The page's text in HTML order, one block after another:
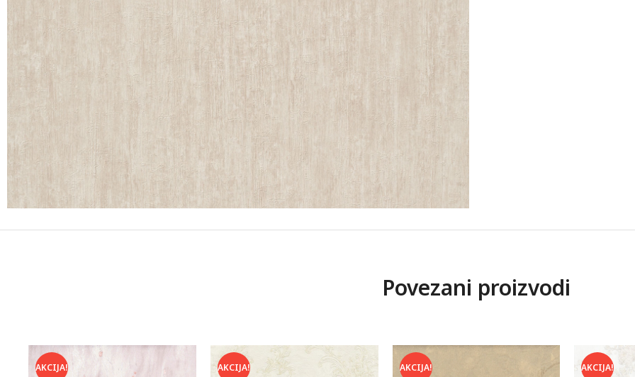
Povezani proizvodi
AKCIJA! AKCIJA! AKCIJA! AKCIJA!